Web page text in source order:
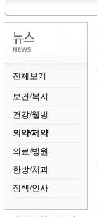
전체보기
보건/복지
건강/웰빙
의약/제약
의료/병원
한방/치과
정책/인사